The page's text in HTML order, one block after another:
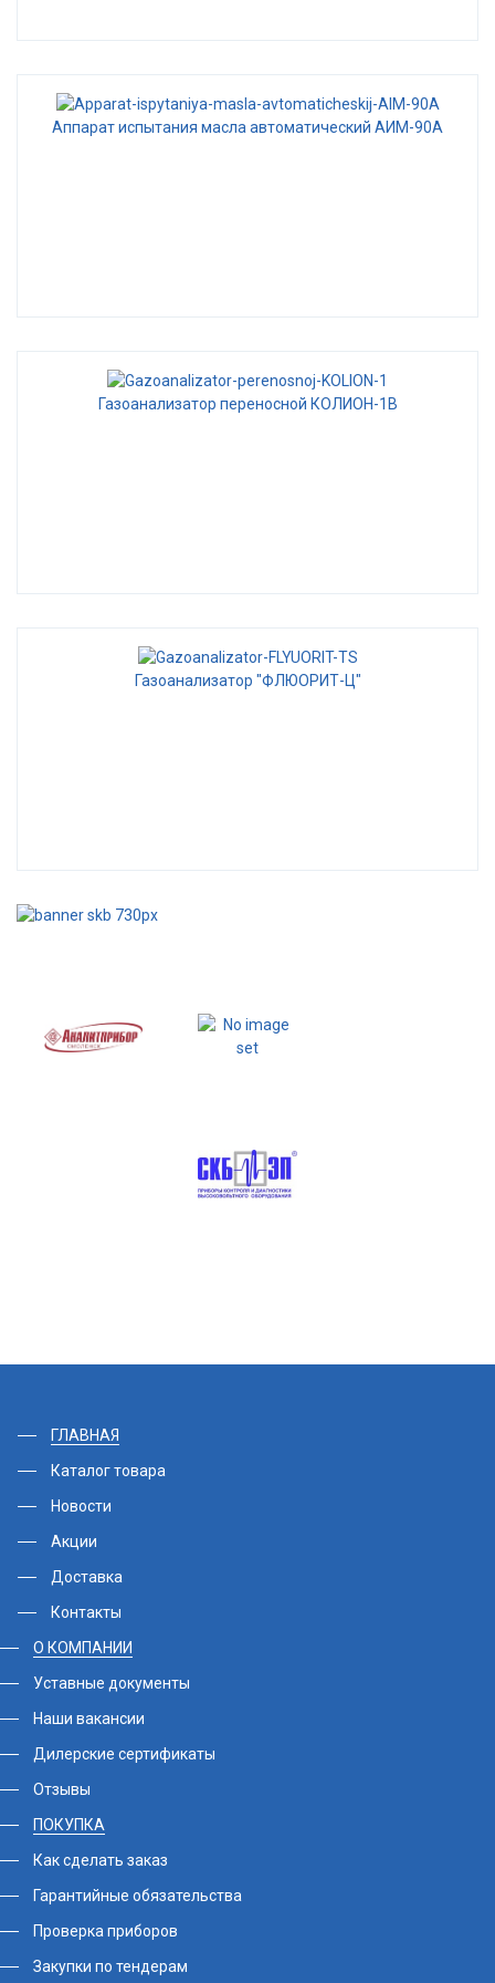
Аппарат испытания масла автоматический АИМ-90А
Газоанализатор переносной КОЛИОН-1В
Газоанализатор "ФЛЮОРИТ-Ц"
ГЛАВНАЯ
Каталог товара
Новости
Акции
Доставка
Контакты
О КОМПАНИИ
Уставные документы
Наши вакансии
Дилерские сертификаты
Отзывы
ПОКУПКА
Как сделать заказ
Гарантийные обязательства
Проверка приборов
Закупки по тендерам